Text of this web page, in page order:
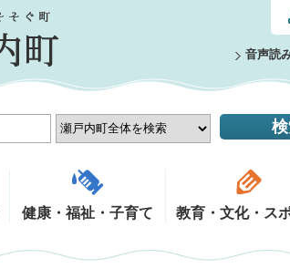
音声読
健康・福祉・子育て 教育・文化・ス